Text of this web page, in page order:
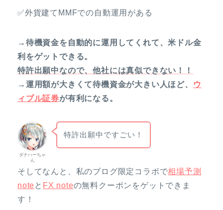
✅外貨建てMMFでの自動運用がある
→待機資金を自動的に運用してくれて、米ドル金
利をゲットできる。
特許出願中なので、他社には真似できない！！
→運用額が大きくて待機資金が大きい人ほど、
ウ
ィブル証券が有利になる。
ダナハーちゃ
ん
特許出願中ですごい！
そしてなんと、私のブログ限定コラボで相場予測
note と FX noteの無料クーポンをゲットできま
す！